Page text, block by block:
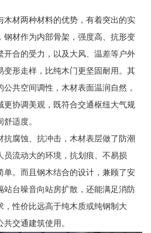
木材两种材料的优势，有着突出的实
钢材作为内部骨架，强度高、抗形变
开合的受力，以及大风、温差等户外
变形走样，比纯木门更坚固耐用。其
共空间调性，木材表面温润自然，
更协调美观，既符合交通枢纽大气规
适度。
抗腐蚀、抗冲击，木材表层做了防潮
流动大的环境，抗划痕、不易损
单。而且钢木结合的设计，兼顾了安
站台噪音向站房扩散，还能满足消防
，性价比远高于纯木质或纯钢制大
交通建筑使用。